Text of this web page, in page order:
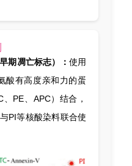
期凋亡标志）： 使用
酸有高度亲和力的蛋
PE、APC）结合，
PI等核酸染料联合使